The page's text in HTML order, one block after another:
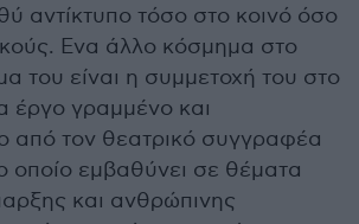
αντίκτυπο τόσο στο κοινό όσο
Ενα άλλο κόσμημα στο
του είναι η συμμετοχή του στο
έργο γραμμένο και
από τον θεατρικό συγγραφέα
οποίο εμβαθύνει σε θέματα
και ανθρώπινης